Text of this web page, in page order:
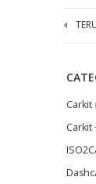
Carkit
Carkit